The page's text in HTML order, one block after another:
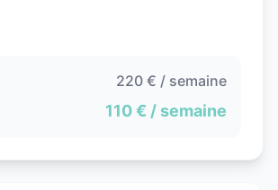
220 € / semaine
110€ / semaine